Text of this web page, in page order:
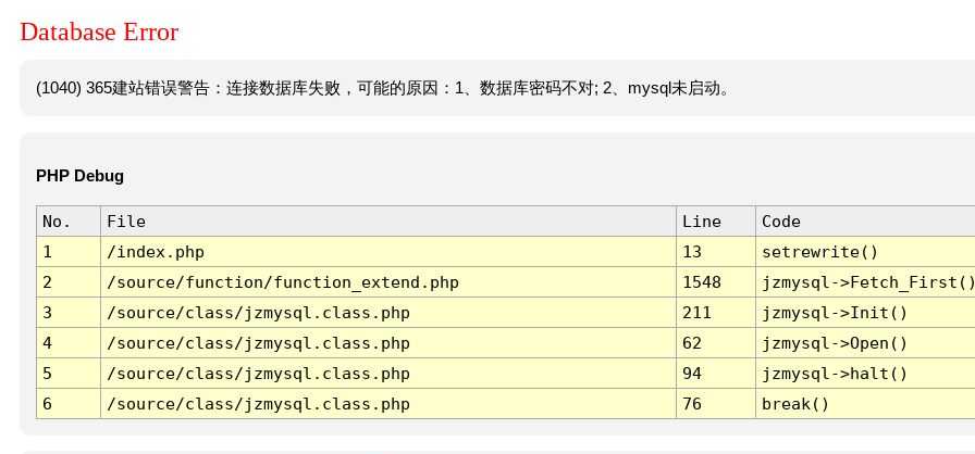
Database Error
(1040) 365建站错误警告：连接数据库失败，可能的原因：1、数据库密码不对; 2、mysql未启动。
PHP Debug
No. File Line
Code
1
/index.php 13
setrewrite()
2
/source/function/function_extend.php 1548
jzmysql-
3
/source/class/jzmysql.class.php 211
jzmysql->Init()
4
/source/class/jzmysql.class.php 62
jzmysql->Open()
5
/source/class/jzmysql.class.php 94
jzmysql->halt()
6
/source/class/jzmysql.class.php 76 break()